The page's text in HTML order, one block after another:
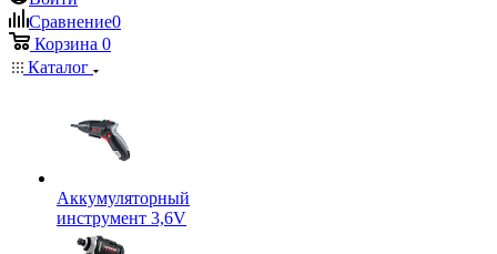
Сравнение0
Корзина 0
Каталог
Аккумуляторный
инструмент 3,6V